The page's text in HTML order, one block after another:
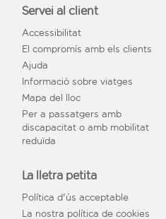
Servei al client
Accessibilitat
El compromís amb els clients
Ajuda
Informació sobre viatges
Mapa del lloc
Per a passatgers amb
discapacitat o amb mobilitat
reduïda
La lletra petita
Política d'ús acceptable
La nostra política de cookies